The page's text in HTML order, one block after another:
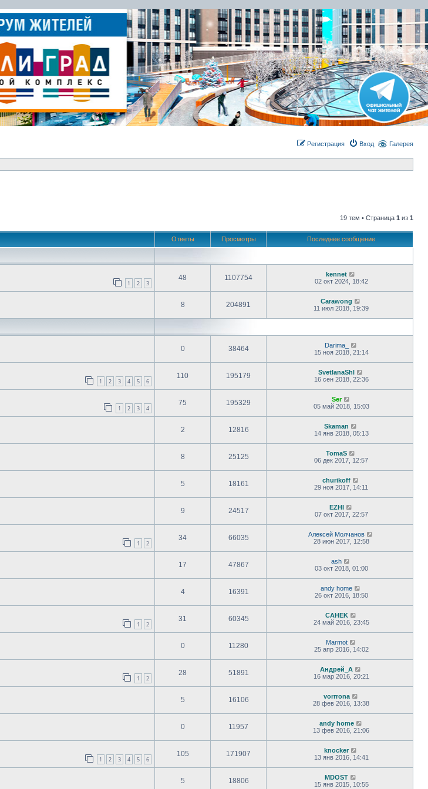
Галерея
Вход
Регистрация
19 тем • Страница 1 из 1
Ответы Просмотры Последнее сообщение
1 2 3
48 1107754
kennet
02 окт 2024, 18:42
8 204891
Carawong
11 июл 2018, 19:39
0 38464
Darima_
15 ноя 2018, 21:14
1 2 3 4 5 6
110 195179
SvetlanaShl
16 сен 2018, 22:36
1 2 3 4
75 195329
Ser
05 май 2018, 15:03
2 12816
Skaman
14 янв 2018, 05:13
8 25125
TomaS
06 дек 2017, 12:57
5 18161
churikoff
29 ноя 2017, 14:11
9 24517
EZHI
07 окт 2017, 22:57
1 2
34 66035
Алексей Молчанов
28 июн 2017, 12:58
17 47867
ash
03 окт 2018, 01:00
4 16391
andy home
26 окт 2016, 18:50
1 2
31 60345
CAHEK
24 май 2016, 23:45
0 11280
Marmot
25 апр 2016, 14:02
1 2
28 51891
Андрей_A
16 мар 2016, 20:21
5 16106
vorrrona
28 фев 2016, 13:38
0 11957
andy home
13 фев 2016, 21:06
1 2 3 4 5 6
105 171907
knocker
13 янв 2016, 14:41
5 18806
MDOST
15 янв 2015, 10:55